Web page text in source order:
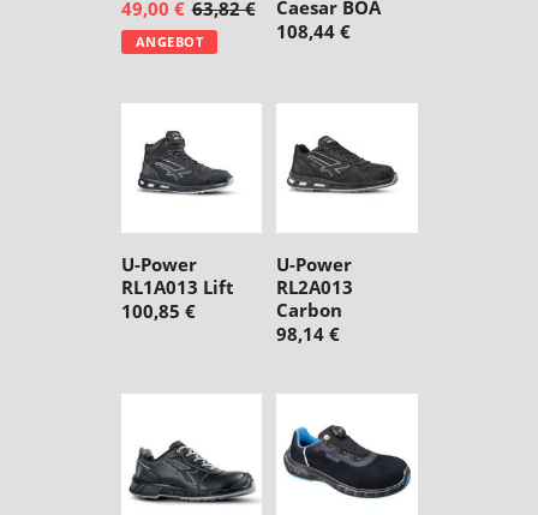
49,00 € 63,82 €
ANGEBOT
Caesar BOA
108,44 €
U-Power
RL1A013 Lift
100,85 €
U-Power
RL2A013
Carbon
98,14 €